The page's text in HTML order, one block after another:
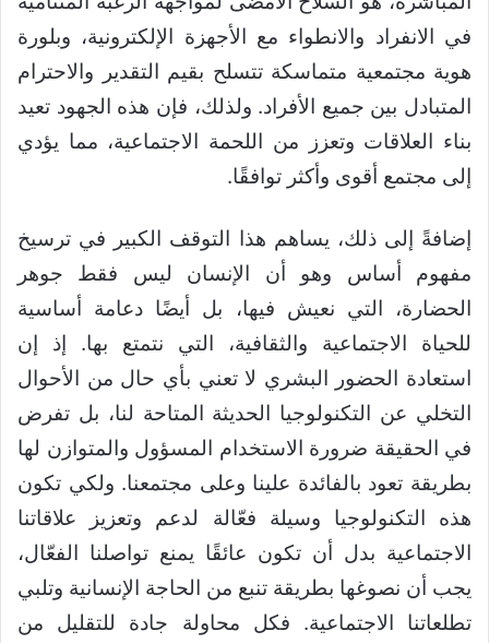
في الانفراد والانطواء مع الأجهزة الإلكترونية، وبلورة
هوية مجتمعية متماسكة تتسلح بقيم التقدير والاحترام
المتبادل بين جميع الأفراد. ولذلك، فإن هذه الجهود تعيد
بناء العلاقات وتعزز من اللحمة الاجتماعية، مما يؤدي
إلى مجتمع أقوى وأكثر توافقًا.
إضافةً إلى ذلك، يساهم هذا التوقف الكبير في ترسيخ
مفهوم أساس وهو أن الإنسان ليس فقط جوهر
الحضارة، التي نعيش فيها، بل أيضًا دعامة أساسية
للحياة الاجتماعية والثقافية، التي نتمتع بها. إذ إن
استعادة الحضور البشري لا تعني بأي حال من الأحوال
التخلي عن التكنولوجيا الحديثة المتاحة لنا، بل تفرض
في الحقيقة ضرورة الاستخدام المسؤول والمتوازن لها
بطريقة تعود بالفائدة علينا وعلى مجتمعنا. ولكي تكون
هذه التكنولوجيا وسيلة فعّالة لدعم وتعزيز علاقاتنا
الاجتماعية بدل أن تكون عائقًا يمنع تواصلنا الفعّال،
يجب أن نصوغها بطريقة تنبع من الحاجة الإنسانية وتلبي
تطلعاتنا الاجتماعية. فكل محاولة جادة للتقليل من